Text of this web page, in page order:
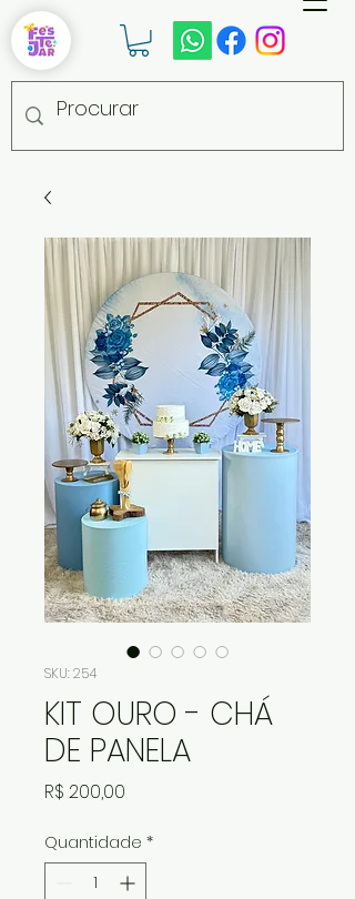
SKU: 254
KIT OURO - CHÁ
DE PANELA
R$ 200,00
Quantidade *